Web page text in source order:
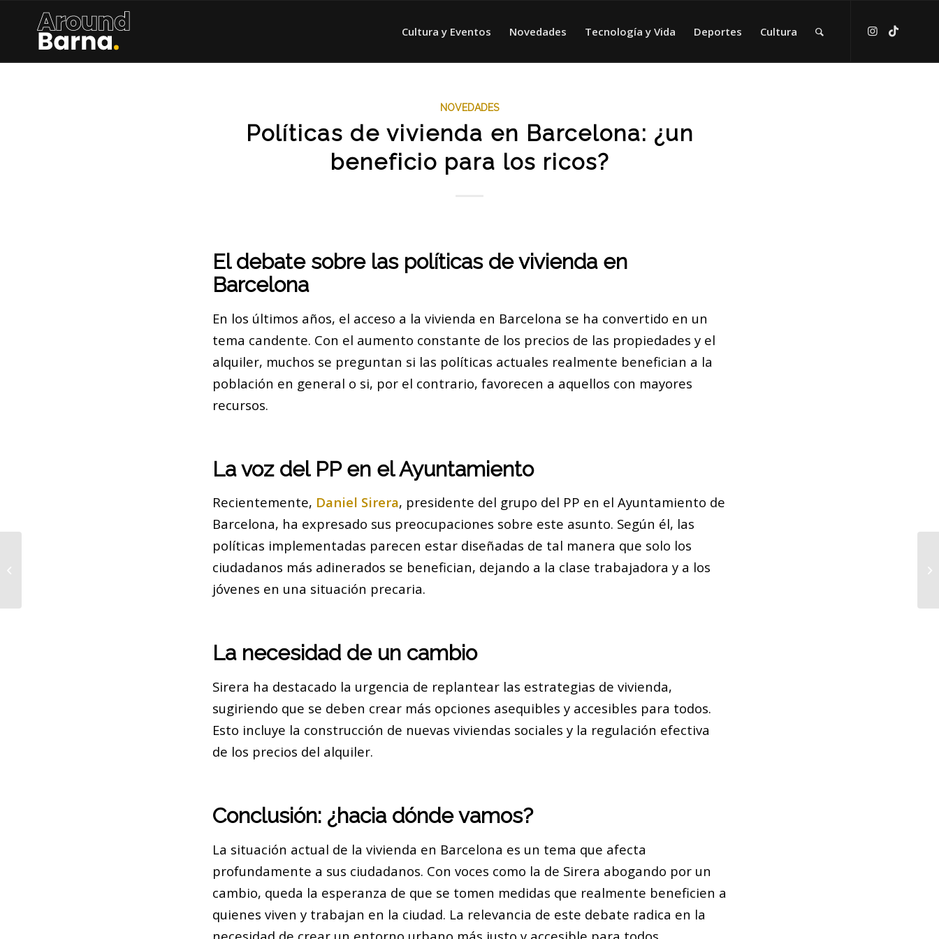
Cultura y Eventos Novedades Tecnología y Vida Deportes Cultura
NOVEDADES
Políticas de vivienda en Barcelona: ¿un
beneficio para los ricos?
El debate sobre las políticas de vivienda en
Barcelona
En los últimos años, el acceso a la vivienda en Barcelona se ha convertido en un
tema candente. Con el aumento constante de los precios de las propiedades y el
alquiler, muchos se preguntan si las políticas actuales realmente benefician a la
población en general o si, por el contrario, favorecen a aquellos con mayores
recursos.
La voz del PP en el Ayuntamiento
Recientemente, Daniel Sirera, presidente del grupo del PP en el Ayuntamiento de
Barcelona, ha expresado sus preocupaciones sobre este asunto. Según él, las
políticas implementadas parecen estar diseñadas de tal manera que solo los
ciudadanos más adinerados se benefician, dejando a la clase trabajadora y a los
jóvenes en una situación precaria.
La necesidad de un cambio
Sirera ha destacado la urgencia de replantear las estrategias de vivienda,
sugiriendo que se deben crear más opciones asequibles y accesibles para todos.
Esto incluye la construcción de nuevas viviendas sociales y la regulación efectiva
de los precios del alquiler.
Conclusión: ¿hacia dónde vamos?
La situación actual de la vivienda en Barcelona es un tema que afecta
profundamente a sus ciudadanos. Con voces como la de Sirera abogando por un
cambio, queda la esperanza de que se tomen medidas que realmente beneficien a
quienes viven y trabajan en la ciudad. La relevancia de este debate radica en la
necesidad de crear un entorno urbano más justo y accesible para todos.